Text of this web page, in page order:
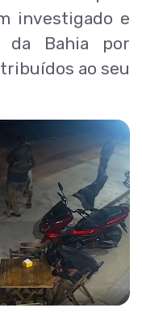
investigado e
da Bahia por
ao seu